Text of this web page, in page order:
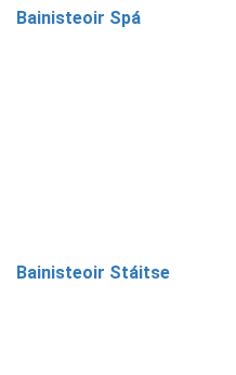
Bainisteoir Spá
Bainisteoir Stáitse